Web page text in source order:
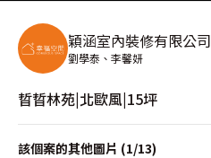
穎涵室內裝修有限公司
劉學泰、李馨妍
晢晢林苑|北歐風|15坪
該個案的其他圖片 (1/13)